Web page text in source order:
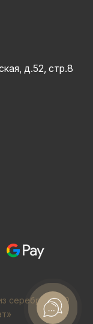
д.52, стр.8
серебра. ООО